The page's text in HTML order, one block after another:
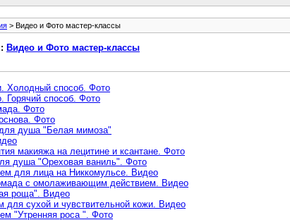
> Видео и Фото мастер-классы
Видео и Фото мастер-классы
Холодный способ. Фото
Горячий способ. Фото
Фото
Фото
душа "Белая мимоза"
макияжа на лецитине и ксантане. Фото
душа "Ореховая ваниль". Фото
для лица на Никкомульсе. Видео
с омолаживающим действием. Видео
роща". Видео
для сухой и чувствительной кожи. Видео
"Утренняя роса ". Фото